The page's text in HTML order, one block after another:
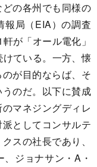
の各州でも同様の
報局（EIA）の調査
が「オール電化」
ている。一方、懐
が目的ならば、そ
のだ。以下に賛成
マネジングディレ
としてコンサルテ
スの社長であり、
ジョナサン・A・